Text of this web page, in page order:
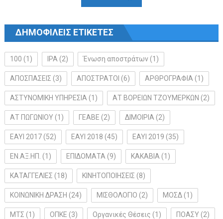
ΔΗΜΟΦΙΛΕΙΣ ΕΤΙΚΕΤΕΣ
100 (1) IPA (2) Ένωση αποστράτων(1)
ΑΠΟΣΠΑΣΕΙΣ (3) ΑΠΟΣΤΡΑΤΟΙ (6) ΑΡΘΡΟΓΡΑΦΙΑ (1)
ΑΣΤΥΝΟΜΙΚΗ ΥΠΗΡΕΣΙΑ (1) ΑΤ ΒΟΡΕΙΩΝ ΤΖΟΥΜΕΡΚΩΝ (2)
ΑΤ ΠΩΓΩΝΙΟΥ(1) ΓΕΑΒΕ (2) ΔΙΜΟΙΡΙΑ (2)
ΕΑΥΙ 2017(52) ΕΑΥΙ 2018 (45) ΕΑΥΙ 2019 (35)
ΕΝ.ΑΞ.ΗΠ. (1) ΕΠΙΔΟΜΑΤΑ (9) ΚΑΚΑΒΙΑ (1)
ΚΑΤΑΓΓΕΛΙΕΣ (18) ΚΙΝΗΤΟΠΟΙΗΣΕΙΣ (8)
ΚΟΙΝΩΝΙΚΗ ΔΡΑΣΗ (24) ΜΙΣΘΟΛΟΓΙΟ (2) ΜΟΣΔ(1)
ΜΤΣ (1) ΟΠΚΕ (3) Οργανικές Θέσεις (1) ΠΟΑΣΥ(2)